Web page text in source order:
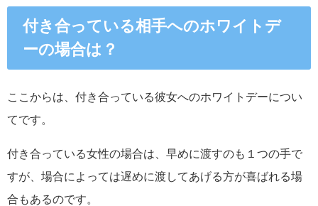
付き合っている相手へのホワイトデ
ーの場合は？
ここからは、付き合っている彼女へのホワイトデーについ
てです。
付き合っている女性の場合は、早めに渡すのも１つの手で
すが、場合によっては遅めに渡してあげる方が喜ばれる場
合もあるのです。